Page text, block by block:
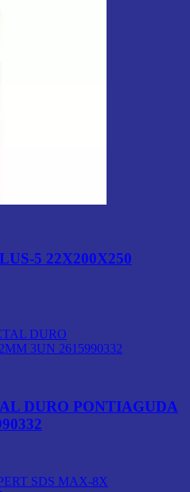
5 22X200X250
DURO PONTIAGUDA